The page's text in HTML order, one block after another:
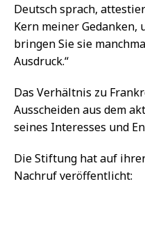
Deutsch sprach,
Kern meiner Gedanken,
bringen Sie sie
Ausdruck.“
Das Verhältnis zu
Ausscheiden aus dem
seines Interesses und
Die Stiftung hat auf
Nachruf veröffentlicht: